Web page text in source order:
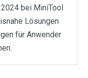
bei MiniTool
Lösungen
für Anwender